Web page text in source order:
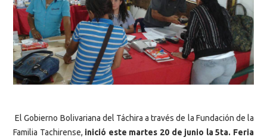
El Gobierno Bolivariana del Táchira a través de la Fundación de la
Familia Tachirense, inició este martes 20 de junio la 5ta. Feria